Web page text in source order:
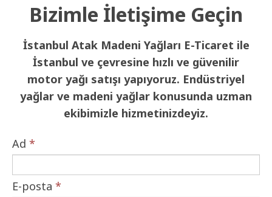
Bizimle İletişime Geçin
İstanbul Atak Madeni Yağları E-Ticaret ile
İstanbul ve çevresine hızlı ve güvenilir
motor yağı satışı yapıyoruz. Endüstriyel
yağlar ve madeni yağlar konusunda uzman
ekibimizle hizmetinizdeyiz.
Ad *
E-posta *